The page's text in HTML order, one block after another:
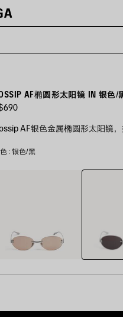
AF椭圆形太阳镜 IN 银色/
AF银色金属椭圆形太阳镜
: 银色/黑
银